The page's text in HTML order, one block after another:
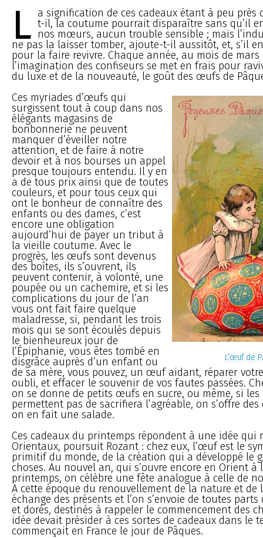
L a signification de ces cadeaux étant à peu près
t-il, la coutume pourrait disparaître sans qu’il
nos mœurs, aucun trouble sensible ; mais
ne pas la laisser tomber, ajoute-t-il aussitôt, et, s’il
pour la faire revivre. Chaque année, au mois de mars
l’imagination des confiseurs se met en frais pour
du luxe et de la nouveauté, le goût des œufs de
L’œuf de
Ces myriades d’œufs qui
surgissent tout à coup dans nos
élégants magasins de
bonbonnerie ne peuvent
manquer d’éveiller notre
attention, et de faire à notre
devoir et à nos bourses un appel
presque toujours entendu. Il y en
a de tous prix ainsi que de toutes
couleurs, et pour tous ceux qui
ont le bonheur de connaître des
enfants ou des dames, c’est
encore une obligation
aujourd’hui de payer un tribut à
la vieille coutume. Avec le
progrès, les œufs sont devenus
des boîtes, ils s’ouvrent, ils
peuvent contenir, à volonté, une
poupée ou un cachemire, et si les
complications du jour de l’an
vous ont fait faire quelque
maladresse, si, pendant les trois
mois qui se sont écoulés depuis
le bienheureux jour de
l’Épiphanie, vous êtes tombé en
disgrâce auprès d’un enfant ou
de sa mère, vous pouvez, un œuf aidant, réparer
oubli, et effacer le souvenir de vos fautes passées.
on se donne de petits œufs en sucre, ou même, si les
permettent pas de sacrifiera l’agréable, on s’offre
on en fait une salade.
Ces cadeaux du printemps répondent à une idée qui
Orientaux, poursuit Rozant : chez eux, l’œuf est le
primitif du monde, de la création qui a développé le
choses. Au nouvel an, qui s’ouvre encore en Orient à
printemps, on célèbre une fête analogue à celle de
A cette époque du renouvellement de la nature et de
échange des présents et l’on s’envoie de toutes
et dorés, destinés à rappeler le commencement des
idée devait présider à ces sortes de cadeaux dans le
commençait en France le jour de Pâques.